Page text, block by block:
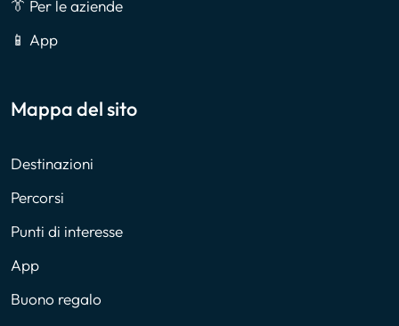
👔 Per le aziende
📱 App
Mappa del sito
Destinazioni
Percorsi
Punti di interesse
App
Buono regalo